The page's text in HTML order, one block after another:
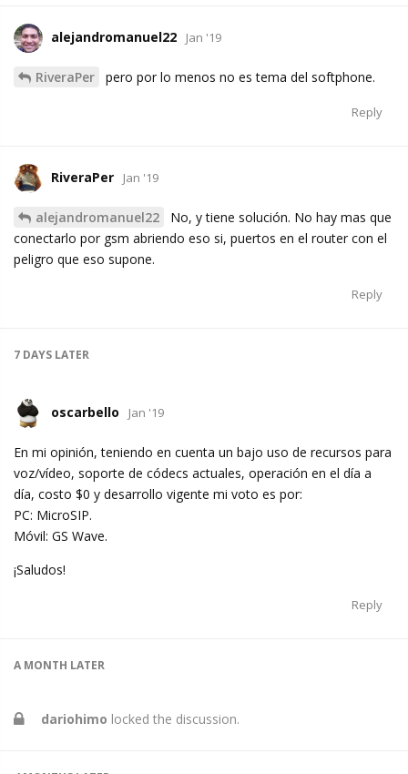
alejandromanuel22 Jan '19
RiveraPer pero por lo menos no es tema del softphone.
Reply
RiveraPer Jan '19
alejandromanuel22
No, y tiene solución. No hay mas que
conectarlo por gsm abriendo eso si, puertos en el router con el
peligro que eso supone.
Reply
7 DAYS LATER
oscarbello Jan '19
En mi opinión, teniendo en cuenta un bajo uso de recursos para
voz/vídeo, soporte de códecs actuales, operación en el día a
día, costo $0 y desarrollo vigente mi voto es por:
PC: MicroSIP.
Móvil: GS Wave.
¡Saludos!
Reply
A MONTH LATER
dariohimo locked the discussion.